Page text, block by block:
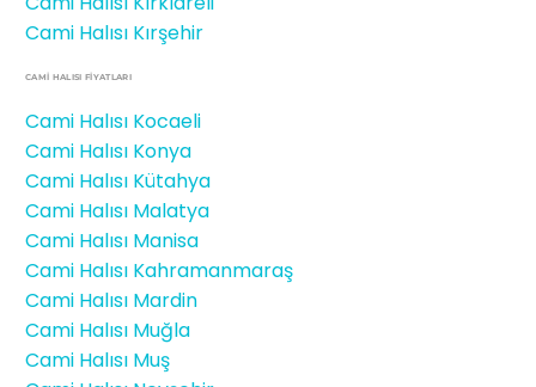
Cami Halısı Kırşehir
CAMİ HALISI FIYATLARI
Cami Halısı Kocaeli
Cami Halısı Konya
Cami Halısı Kütahya
Cami Halısı Malatya
Cami Halısı Manisa
Cami Halısı Kahramanmaraş
Cami Halısı Mardin
Cami Halısı Muğla
Cami Halısı Muş